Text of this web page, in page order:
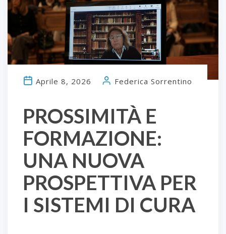
PROSSIMITÀ E
FORMAZIONE:
UNA NUOVA
PROSPETTIVA PER
I SISTEMI DI CURA
Aprile 8, 2026 Federica Sorrentino